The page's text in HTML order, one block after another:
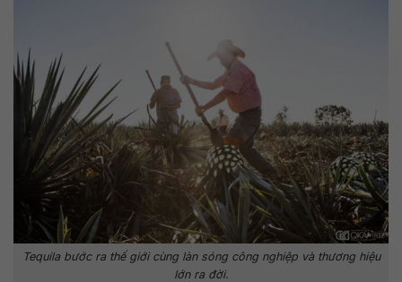
Tequila bước ra thế giới cùng làn sóng công nghiệp và thương hiệu
lớn ra đời.